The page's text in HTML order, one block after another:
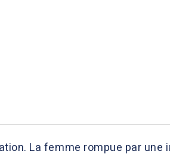
La femme rompue par une